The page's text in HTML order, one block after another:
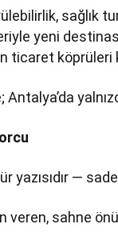
sağlık
yeni
ticaret köprüleri
yazısıdır —
veren, sahne